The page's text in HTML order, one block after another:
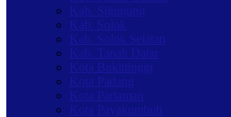
Kab. Sijunjung
Kab. Solok
Kab. Solok Selatan
Kab. Tanah Datar
Kota Bukittinggi
Kota Padang
Kota Pariaman
Kota Payakumbuh